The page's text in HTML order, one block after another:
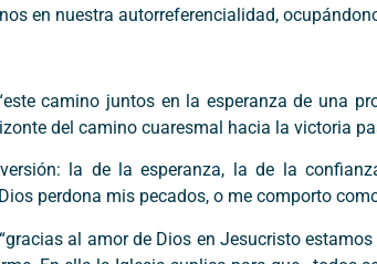
en nuestra autorreferencialidad,
camino juntos en la esperanza de una
del camino cuaresmal hacia la victoria
la de la esperanza, la de la
perdona mis pecados, o me comporto
al amor de Dios en Jesucristo